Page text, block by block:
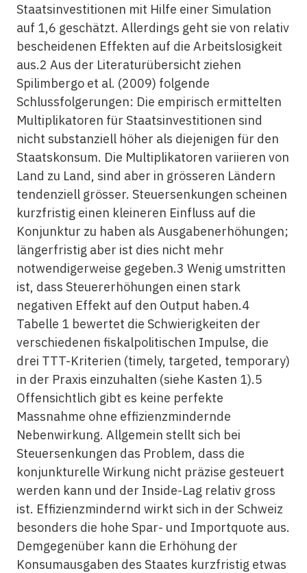
Staatsinvestitionen mit Hilfe einer Simulation
auf 1,6 geschätzt. Allerdings geht sie von relativ
bescheidenen Effekten auf die Arbeitslosigkeit
aus.2 Aus der Literaturübersicht ziehen
Spilimbergo et al. (2009) folgende
Schlussfolgerungen: Die empirisch ermittelten
Multiplikatoren für Staatsinvestitionen sind
nicht substanziell höher als diejenigen für den
Staatskonsum. Die Multiplikatoren variieren von
Land zu Land, sind aber in grösseren Ländern
tendenziell grösser. Steuersenkungen scheinen
kurzfristig einen kleineren Einfluss auf die
Konjunktur zu haben als Ausgabenerhöhungen;
längerfristig aber ist dies nicht mehr
notwendigerweise gegeben.3 Wenig umstritten
ist, dass Steuererhöhungen einen stark
negativen Effekt auf den Output haben.4
Tabelle 1 bewertet die Schwierigkeiten der
verschiedenen fiskalpolitischen Impulse, die
drei TTT-Kriterien (timely, targeted, temporary)
in der Praxis einzuhalten (siehe Kasten 1).5
Offensichtlich gibt es keine perfekte
Massnahme ohne effizienzmindernde
Nebenwirkung. Allgemein stellt sich bei
Steuersenkungen das Problem, dass die
konjunkturelle Wirkung nicht präzise gesteuert
werden kann und der Inside-Lag relativ gross
ist. Effizienzmindernd wirkt sich in der Schweiz
besonders die hohe Spar- und Importquote aus.
Demgegenüber kann die Erhöhung der
Konsumausgaben des Staates kurzfristig etwas